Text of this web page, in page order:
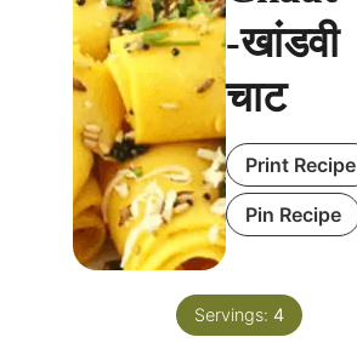
-खांडवी
चाट
Print Recipe
Pin Recipe
Servings:4